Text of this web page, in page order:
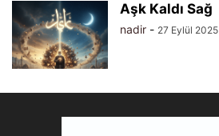
Aşk Kaldı Sağ
nadir - 27 Eylül 2025